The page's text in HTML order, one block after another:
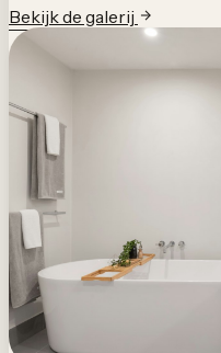
Bekijk de galerij